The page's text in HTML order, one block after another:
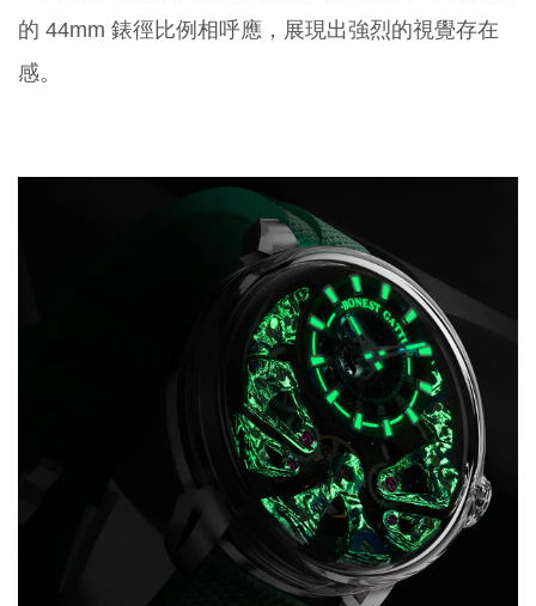
的 44mm 錶徑比例相呼應，展現出強烈的視覺存在
感。